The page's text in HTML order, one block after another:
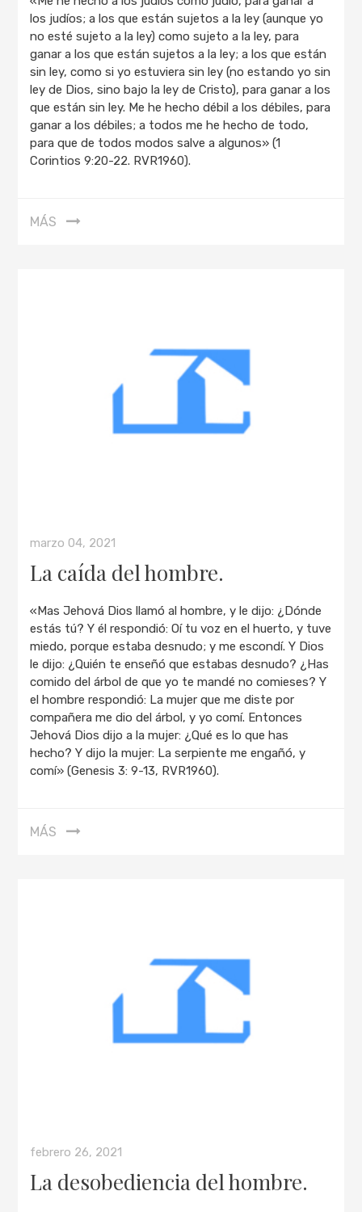
los judíos; a los que están sujetos a la ley (aunque yo
no esté sujeto a la ley) como sujeto a la ley, para
ganar a los que están sujetos a la ley; a los que están
sin ley, como si yo estuviera sin ley (no estando yo sin
ley de Dios, sino bajo la ley de Cristo), para ganar a los
que están sin ley. Me he hecho débil a los débiles, para
ganar a los débiles; a todos me he hecho de todo,
para que de todos modos salve a algunos» (1
Corintios 9:20-22. RVR1960).
MÁS
marzo 04, 2021
La caída del hombre.
«Mas Jehová Dios llamó al hombre, y le dijo: ¿Dónde
estás tú? Y él respondió: Oí tu voz en el huerto, y tuve
miedo, porque estaba desnudo; y me escondí. Y Dios
le dijo: ¿Quién te enseñó que estabas desnudo? ¿Has
comido del árbol de que yo te mandé no comieses? Y
el hombre respondió: La mujer que me diste por
compañera me dio del árbol, y yo comí. Entonces
Jehová Dios dijo a la mujer: ¿Qué es lo que has
hecho? Y dijo la mujer: La serpiente me engañó, y
comí» (Genesis 3: 9-13, RVR1960).
MÁS
febrero 26, 2021
La desobediencia del hombre.